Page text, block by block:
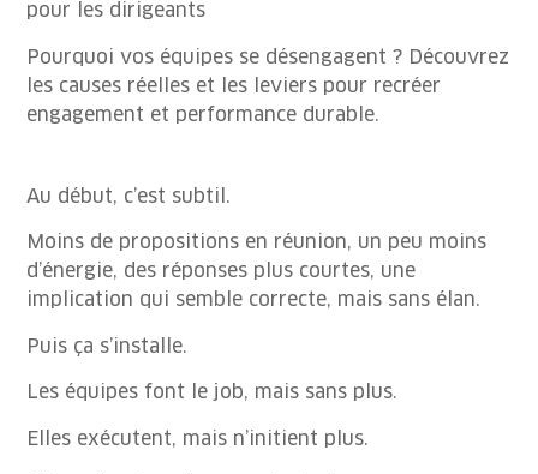
pour les dirigeants
Pourquoi vos équipes se désengagent ? Découvrez
les causes réelles et les leviers pour recréer
engagement et performance durable.
Au début, c’est subtil.
Moins de propositions en réunion, un peu moins
d’énergie, des réponses plus courtes, une
implication qui semble correcte, mais sans élan.
Puis ça s’installe.
Les équipes font le job, mais sans plus.
Elles exécutent, mais n’initient plus.